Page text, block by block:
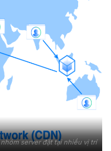
server đặt tại nhiều vị trí